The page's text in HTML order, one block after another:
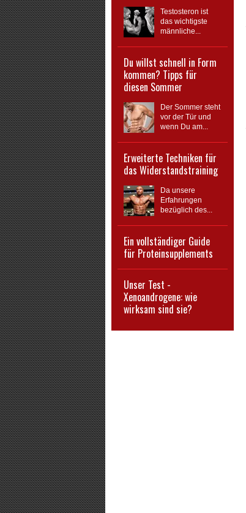
Testosteron ist
das wichtigste
männliche...
Du willst schnell in Form
kommen? Tipps für
diesen Sommer
Der Sommer steht
vor der Tür und
wenn Du am...
Erweiterte Techniken für
das Widerstandstraining
Da unsere
Erfahrungen
bezüglich des...
Ein vollständiger Guide
für Proteinsupplements
Unser Test -
Xenoandrogene: wie
wirksam sind sie?